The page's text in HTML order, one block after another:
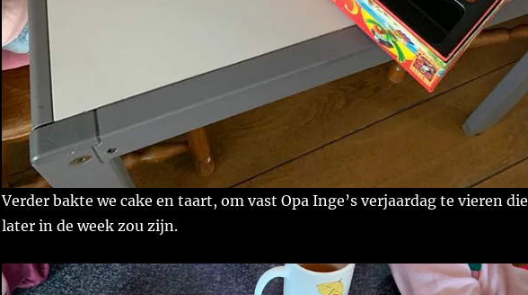
Verder bakte we cake en taart, om vast Opa Inge’s verjaardag te vieren die
later in de week zou zijn.